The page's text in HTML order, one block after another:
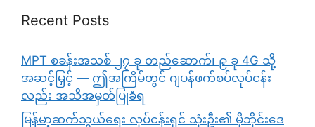
Recent Posts
MPT စခန်းအသစ် ၂၇ ခု တည်ဆောက်၊ ၉ ခု 4G သို့
အဆင့်မြှင့် — ဤအကြိမ်တွင် ဂျပန်ဖက်စပ်လုပ်ငန်း
လည်း အသိအမှတ်ပြုခံရ
မြန်မာ့ဆက်သွယ်ရေး လုပ်ငန်းရှင် သုံးဦး၏ မိုဘိုင်းဒေ